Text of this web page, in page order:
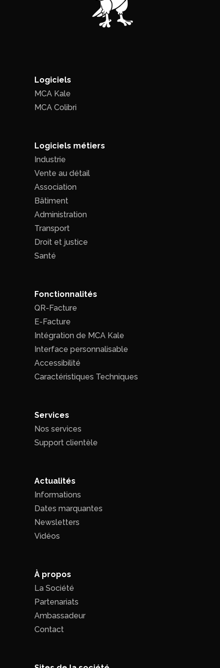
Logiciels
MCA Kale
MCA Colibri
Logiciels métiers
Industrie
Vente au détail
Association
Bâtiment
Administration
Transport
Droit et justice
Santé
Fonctionnalités
QR-Facture
E-Facture
Intégration de MCA Kale
Interface personnalisable
Accessibilité
Caractéristiques Techniques
Services
Nos services
Support clientèle
Actualités
Informations
Dates marquantes
Newsletters
Vidéos
À propos
La Société
Partenariats
Ambassadeur
Contact